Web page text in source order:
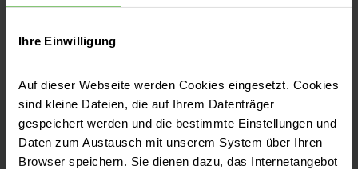
Ihre Einwilligung
Auf dieser Webseite werden Cookies eingesetzt. Cookies
sind kleine Dateien, die auf Ihrem Datenträger
gespeichert werden und die bestimmte Einstellungen und
Daten zum Austausch mit unserem System über Ihren
Browser speichern. Sie dienen dazu, das Internetangebot
Informationen aus unserem